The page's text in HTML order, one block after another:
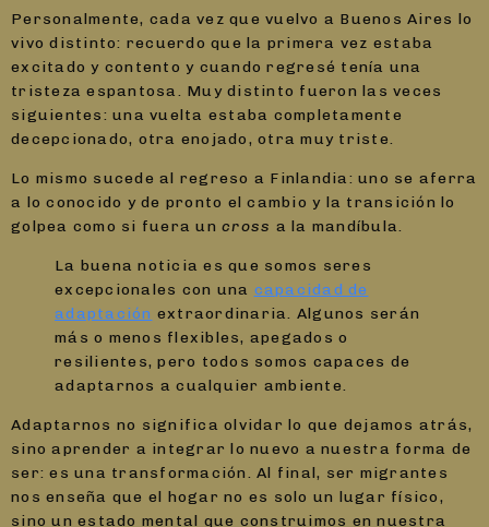
Personalmente, cada vez que vuelvo a Buenos Aires lo
vivo distinto: recuerdo que la primera vez estaba
excitado y contento y cuando regresé tenía una
tristeza espantosa. Muy distinto fueron las veces
siguientes: una vuelta estaba completamente
decepcionado, otra enojado, otra muy triste.
Lo mismo sucede al regreso a Finlandia: uno se aferra
a lo conocido y de pronto el cambio y la transición lo
golpea como si fuera un cross a la mandíbula.
La buena noticia es que somos seres
excepcionales con una capacidad de
adaptación extraordinaria. Algunos serán
más o menos flexibles, apegados o
resilientes, pero todos somos capaces de
adaptarnos a cualquier ambiente.
Adaptarnos no significa olvidar lo que dejamos atrás,
sino aprender a integrar lo nuevo a nuestra forma de
ser: es una transformación. Al final, ser migrantes
nos enseña que el hogar no es solo un lugar físico,
sino un estado mental que construimos en nuestra